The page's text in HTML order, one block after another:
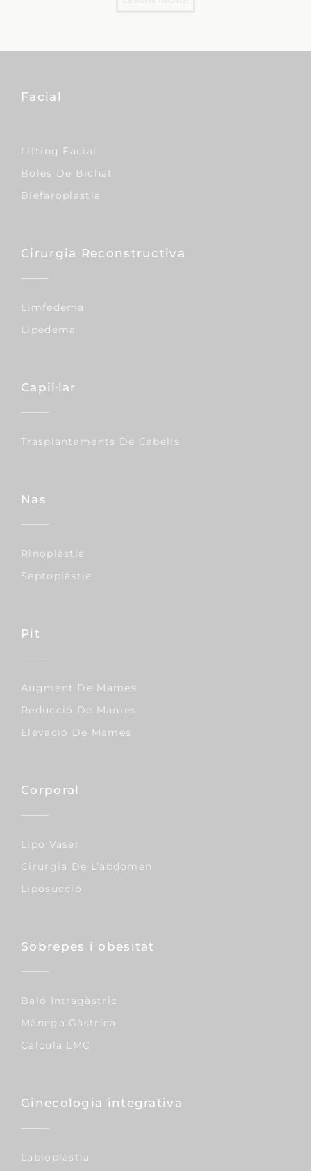
Facial
Lífting Facial
Boles De Bichat
Blefaroplastia
Cirurgia Reconstructiva
Limfedema
Lipedema
Capil·lar
Trasplantaments De Cabells
Nas
Rinoplàstia
Septoplàstia
Pit
Augment De Mames
Reducció De Mames
Elevació De Mames
Corporal
Lipo Vaser
Cirurgia De L’abdomen
Liposucció
Sobrepes i obesitat
Baló Intragàstric
Mànega Gàstrica
Calcula LMC
Ginecologia integrativa
Labioplàstia